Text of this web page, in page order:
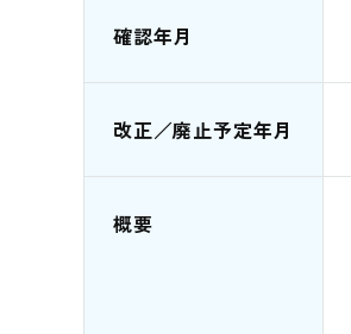
確認年月
改正／廃止予定年月
概要